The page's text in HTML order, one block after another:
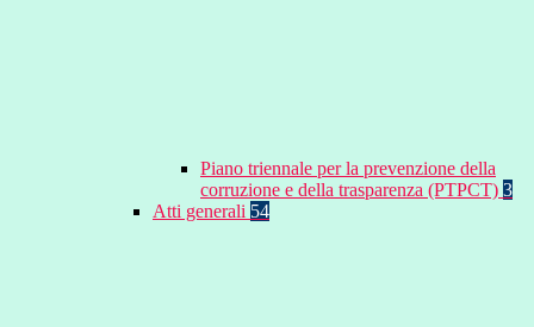
Piano triennale per la prevenzione della
corruzione e della trasparenza (PTPCT) 3
Atti generali 54